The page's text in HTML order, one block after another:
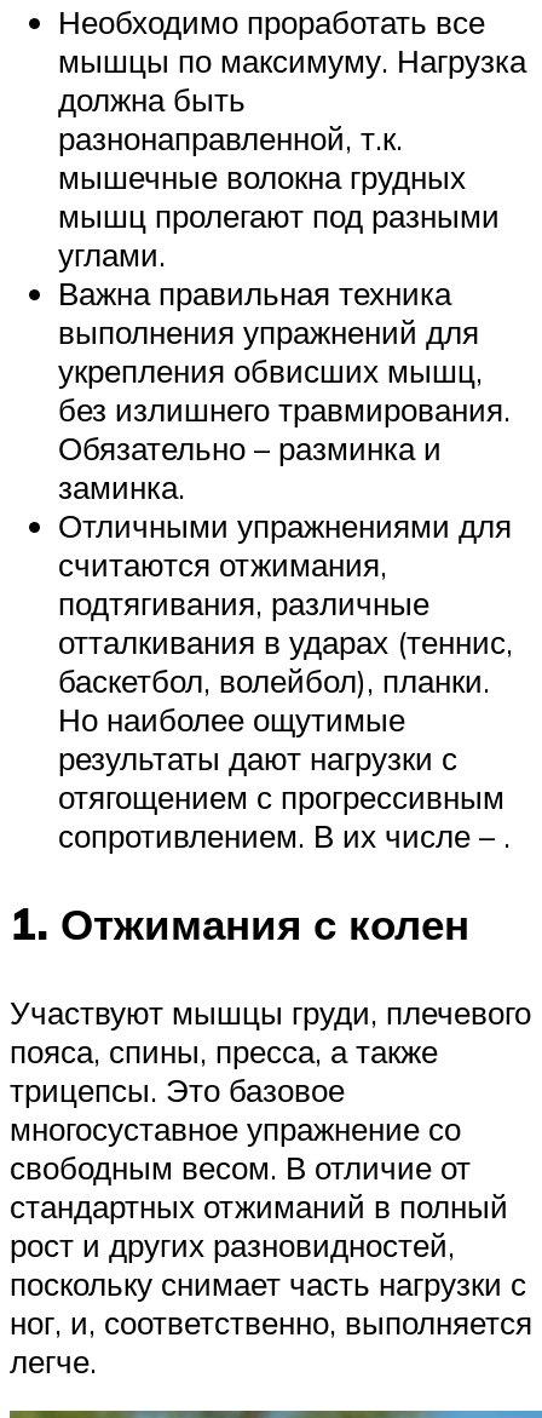
Необходимо проработать все
мышцы по максимуму. Нагрузка
должна быть
разнонаправленной, т.к.
мышечные волокна грудных
мышц пролегают под разными
углами.
Важна правильная техника
выполнения упражнений для
укрепления обвисших мышц,
без излишнего травмирования.
Обязательно – разминка и
заминка.
Отличными упражнениями для
считаются отжимания,
подтягивания, различные
отталкивания в ударах (теннис,
баскетбол, волейбол), планки.
Но наиболее ощутимые
результаты дают нагрузки с
отягощением с прогрессивным
сопротивлением. В их числе – .
1. Отжимания с колен
Участвуют мышцы груди, плечевого
пояса, спины, пресса, а также
трицепсы. Это базовое
многосуставное упражнение со
свободным весом. В отличие от
стандартных отжиманий в полный
рост и других разновидностей,
поскольку снимает часть нагрузки с
ног, и, соответственно, выполняется
легче.